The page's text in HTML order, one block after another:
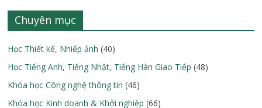
Chuyên mục
Học Thiết kế, Nhiếp ảnh (40)
Học Tiếng Anh, Tiếng Nhật, Tiếng Hàn Giao Tiếp (48)
Khóa học Công nghệ thông tin (46)
Khóa học Kinh doanh & Khởi nghiệp (66)